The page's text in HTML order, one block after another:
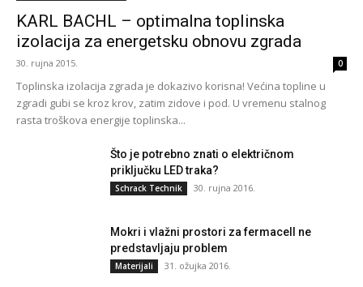
KARL BACHL – optimalna toplinska
izolacija za energetsku obnovu zgrada
30. rujna 2015. 0
Toplinska izolacija zgrada je dokazivo korisna! Većina topline u
zgradi gubi se kroz krov, zatim zidove i pod. U vremenu stalnog
rasta troškova energije toplinska...
Što je potrebno znati o električnom
priključku LED traka?
Schrack Technik 30. rujna 2016.
Mokri i vlažni prostori za fermacell ne
predstavljaju problem
Materijali 31. ožujka 2016.